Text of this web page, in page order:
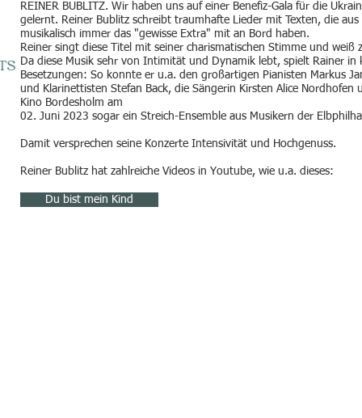
REINER BUBLITZ. Wir haben uns auf einer Benefiz-Gala für die
gelernt. Reiner Bublitz schreibt traumhafte Lieder mit Texten, die
musikalisch immer das "gewisse Extra" mit an Bord haben.
Reiner singt diese Titel mit seiner charismatischen Stimme und weiß
Da diese Musik sehr von Intimität und Dynamik lebt, spielt Rainer in
Besetzungen: So konnte er u.a. den großartigen Pianisten Markus
und Klarinettisten Stefan Back, die Sängerin Kirsten Alice Nordhofen
Kino Bordesholm am
02. Juni 2023 sogar ein Streich-Ensemble aus Musikern der
Damit versprechen seine Konzerte Intensivität und Hochgenuss.
Reiner Bublitz hat zahlreiche Videos in Youtube, wie u.a. dieses:
Du bist mein Kind